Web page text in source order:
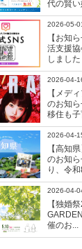
代の賢
2026-05-
【お知
活支援
しました
2026-04-
【メデ
のお知
移住も
2026-04-
【高知
のお知
り、令
2026-04-
【独婚
催のお...